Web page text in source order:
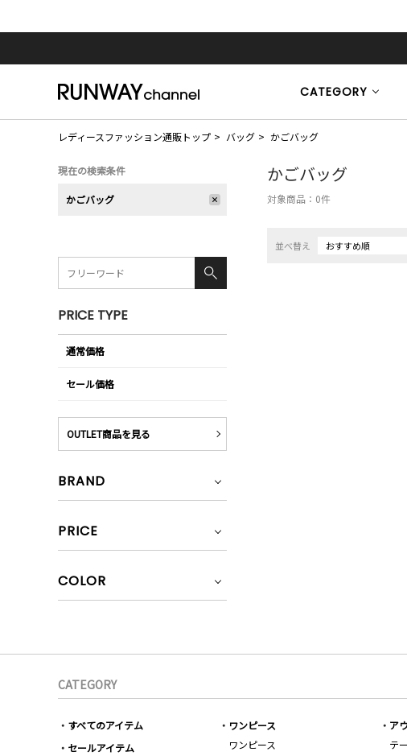
CATEGORY
レディースファッション通販トップ バッグ かごバッグ
かごバッグ
対象商品： 0件
並べ替え おすすめ順
現在の検索条件
かごバッグ
PRICE TYPE
通常価格
セール価格
OUTLET商品を見る
BRAND
PRICE
COLOR
CATEGORY
すべてのアイテム
セールアイテム
ワンピース
ワンピース
ア
テ